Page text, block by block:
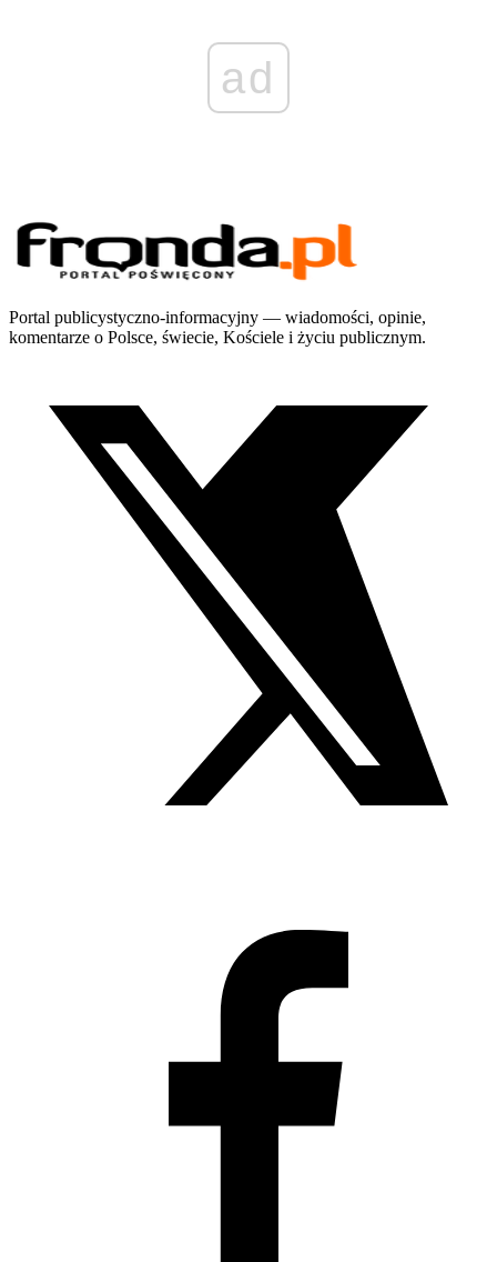
ad
Portal publicystyczno-informacyjny — wiadomości, opinie,
komentarze o Polsce, świecie, Kościele i życiu publicznym.